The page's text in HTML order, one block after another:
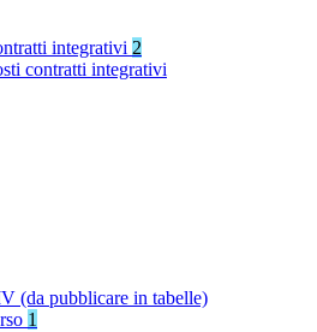
integrativi 2
contratti integrativi
(da pubblicare in tabelle)
1